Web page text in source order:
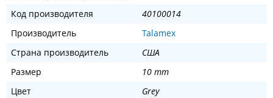
Код производителя
40100014
Производитель
Talamex
Страна производитель
США
Размер
10 mm
Цвет
Grey